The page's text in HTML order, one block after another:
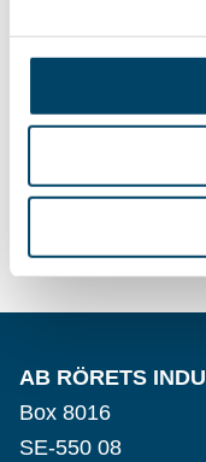
AB RÖRETS
Box 8016
SE-550 08